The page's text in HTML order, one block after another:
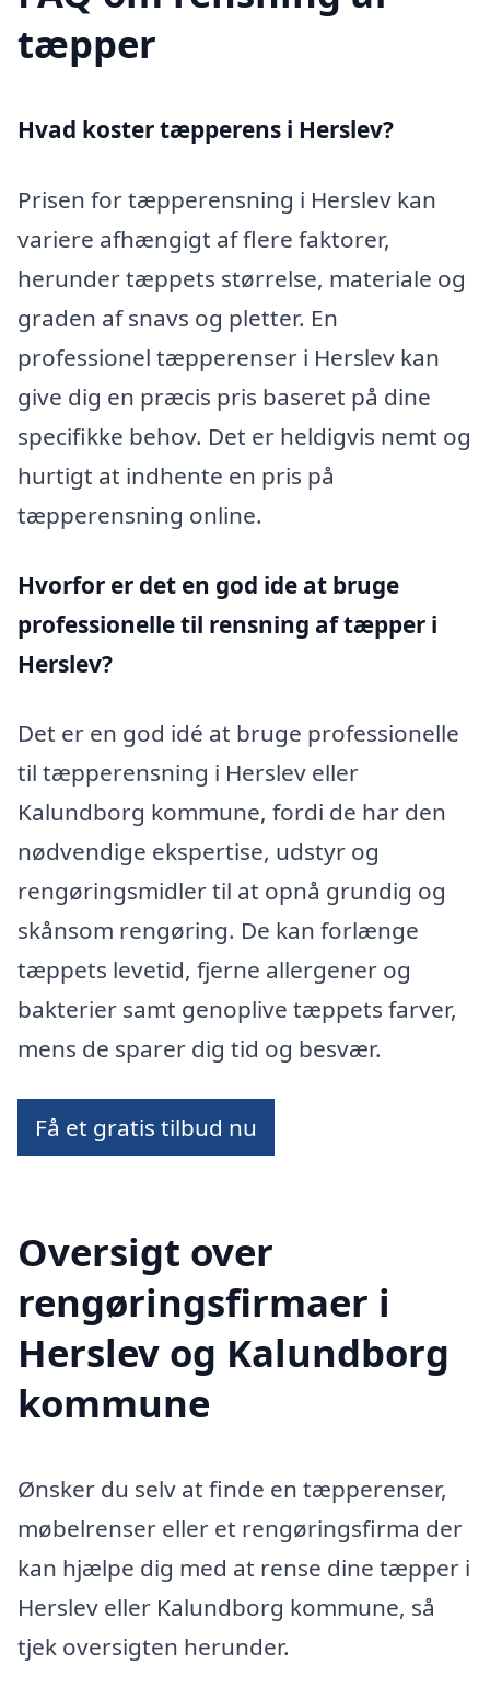
tæpper
Hvad koster tæpperens i Herslev?
Prisen for tæpperensning i Herslev kan
variere afhængigt af flere faktorer,
herunder tæppets størrelse, materiale og
graden af snavs og pletter. En
professionel tæpperenser i Herslev kan
give dig en præcis pris baseret på dine
specifikke behov. Det er heldigvis nemt og
hurtigt at indhente en pris på
tæpperensning online.
Hvorfor er det en god ide at bruge
professionelle til rensning af tæpper i
Herslev?
Det er en god idé at bruge professionelle
til tæpperensning i Herslev eller
Kalundborg kommune, fordi de har den
nødvendige ekspertise, udstyr og
rengøringsmidler til at opnå grundig og
skånsom rengøring. De kan forlænge
tæppets levetid, fjerne allergener og
bakterier samt genoplive tæppets farver,
mens de sparer dig tid og besvær.
Få et gratis tilbud nu
Oversigt over
rengøringsfirmaer i
Herslev og Kalundborg
kommune
Ønsker du selv at finde en tæpperenser,
møbelrenser eller et rengøringsfirma der
kan hjælpe dig med at rense dine tæpper i
Herslev eller Kalundborg kommune, så
tjek oversigten herunder.